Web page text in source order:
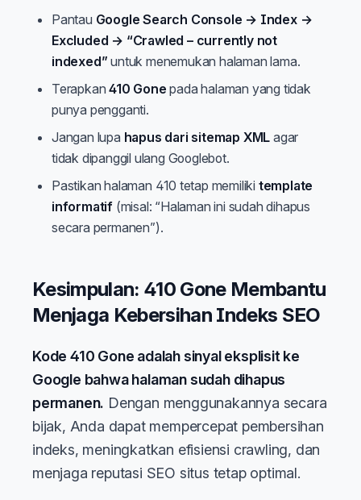
Pantau Google Search Console → Index →
Excluded → “Crawled – currently not
indexed” untuk menemukan halaman lama.
Terapkan410 Gone pada halaman yang tidak
punya pengganti.
Jangan lupa hapus dari sitemap XML agar
tidak dipanggil ulang Googlebot.
Pastikan halaman 410 tetap memiliki template
informatif (misal: “Halaman ini sudah dihapus
secara permanen”).
Kesimpulan: 410 Gone Membantu
Menjaga Kebersihan Indeks SEO
Kode 410 Gone adalah sinyal eksplisit ke
Google bahwa halaman sudah dihapus
permanen. Dengan menggunakannya secara
bijak, Anda dapat mempercepat pembersihan
indeks, meningkatkan efisiensi crawling, dan
menjaga reputasi SEO situs tetap optimal.